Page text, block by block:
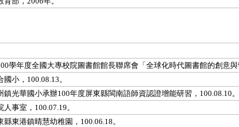
學年度全國大專校院圖書館館長聯席會「全球化時代圖書館的創意與
小，100.08.13。
鎮光華國小承辦100年度屏東縣閩南語師資認證增能研習，100.08.10。
事室，100.07.19。
縣東港鎮晴慧幼稚園，100.06.18。